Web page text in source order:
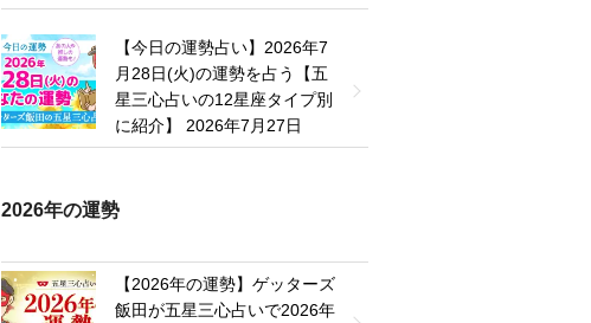
【今日の運勢占い】2026年7
月28日(火)の運勢を占う【五
星三心占いの12星座タイプ別
に紹介】
2026年7月27日
2026年の運勢
【2026年の運勢】ゲッターズ
飯田が五星三心占いで2026年